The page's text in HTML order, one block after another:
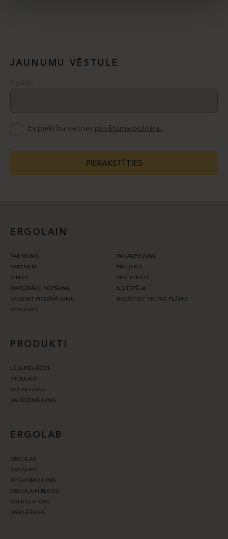
JAUNUMU VĒSTULE
E-pasts
Es piekrītu vietnes privātuma politikai.
PIERAKSTĪTIES
ERGOLAIN
PAR MUMS
PAKALPOJUMI
PARTNERI
PROJEKTI
ZIŅAS
SERTIFIKĀTI
MATERIĀLU KOPŠANA
ILGTSPĒJA
SAŅEMT PIEDĀVĀJUMU
IEGŪSTIET TELPAS PLĀNU
KONTAKTI
PRODUKTI
LEJUPIELĀDES
PRODUKTI
KOLEKCIJAS
SALĪDZINĀJUMS
ERGOLAB
ERGOLAB
AKUSTIKA
APGAISMOJUMS
ERGOLAIN BLOGS
KALKULATORS
MEKLĒŠANA